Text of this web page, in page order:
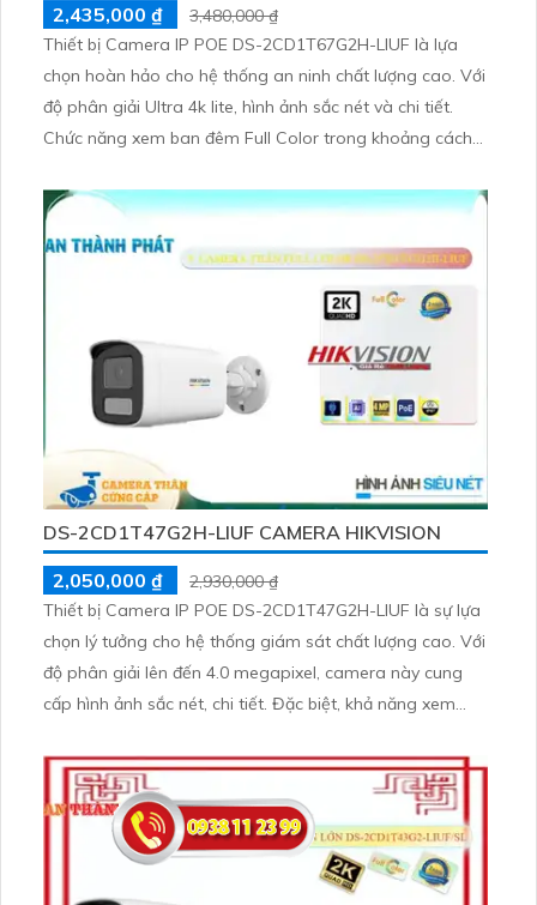
2,435,000 ₫
3,480,000 ₫
Thiết bị Camera IP POE DS-2CD1T67G2H-LIUF là lựa
chọn hoàn hảo cho hệ thống an ninh chất lượng cao. Với
độ phân giải Ultra 4k lite, hình ảnh sắc nét và chi tiết.
Chức năng xem ban đêm Full Color trong khoảng cách
Camera được trang bị công nghệ IP POE tiên tiến, đảm
bảo không giảm chất lượng dù sử dụng lâu dài
DS-2CD1T47G2H-LIUF CAMERA HIKVISION
2,050,000 ₫
2,930,000 ₫
Thiết bị Camera IP POE DS-2CD1T47G2H-LIUF là sự lựa
chọn lý tưởng cho hệ thống giám sát chất lượng cao. Với
độ phân giải lên đến 4.0 megapixel, camera này cung
cấp hình ảnh sắc nét, chi tiết. Đặc biệt, khả năng xem
cả trong điều kiện thiếu sáng